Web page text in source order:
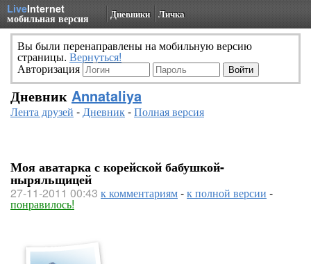
LiveInternet
мобильная версия Дневники Личка
Вы были перенаправлены на мобильную версию
страницы. Вернуться!
Авторизация
Дневник Annataliya
Лента друзей -Дневник-Полная версия
Моя аватарка с корейской бабушкой-
ныряльщицей
27-11-2011 00:43 к комментариям-к полной версии -
понравилось!